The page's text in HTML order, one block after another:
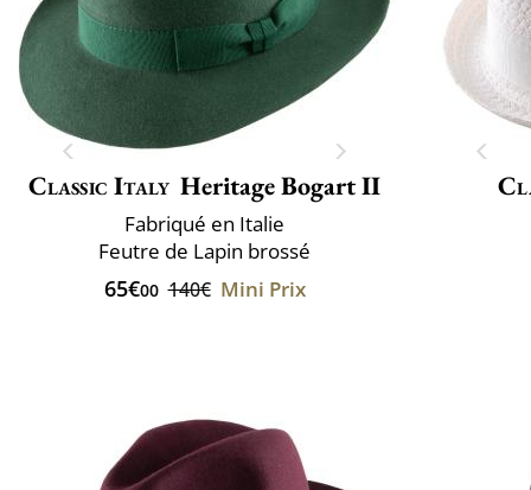
Classic Italy Heritage Bogart II
Fabriqué en Italie
Feutre de Lapin brossé
65€00 140€ Mini Prix